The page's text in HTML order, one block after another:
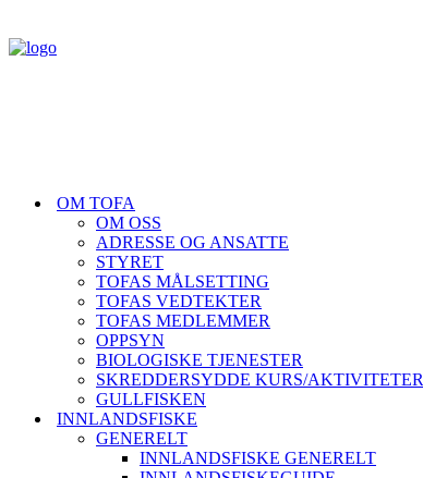
OM TOFA
OM OSS
ADRESSE OG ANSATTE
STYRET
TOFAS MÅLSETTING
TOFAS VEDTEKTER
TOFAS MEDLEMMER
OPPSYN
BIOLOGISKE TJENESTER
SKREDDERSYDDE KURS/AKTIVITETER
GULLFISKEN
INNLANDSFISKE
GENERELT
INNLANDSFISKE GENERELT